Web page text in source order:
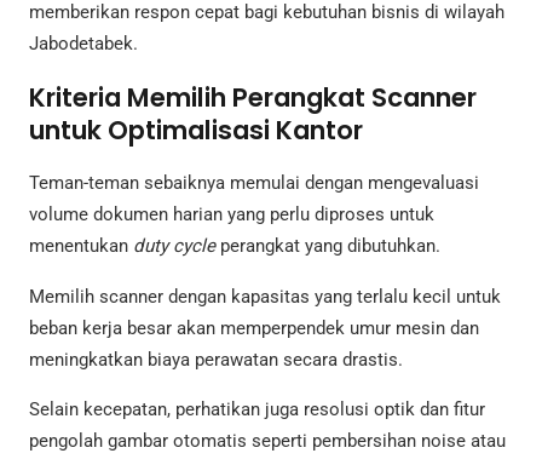
memberikan respon cepat bagi kebutuhan bisnis di wilayah
Jabodetabek.
Kriteria Memilih Perangkat Scanner
untuk Optimalisasi Kantor
Teman-teman sebaiknya memulai dengan mengevaluasi
volume dokumen harian yang perlu diproses untuk
menentukan duty cycleperangkat yang dibutuhkan.
Memilih scanner dengan kapasitas yang terlalu kecil untuk
beban kerja besar akan memperpendek umur mesin dan
meningkatkan biaya perawatan secara drastis.
Selain kecepatan, perhatikan juga resolusi optik dan fitur
pengolah gambar otomatis seperti pembersihan noise atau